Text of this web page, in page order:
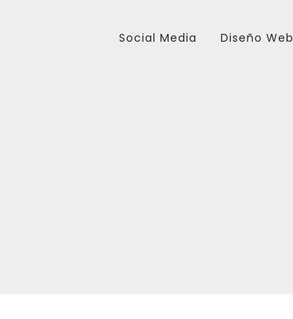
Social Media Diseño Web